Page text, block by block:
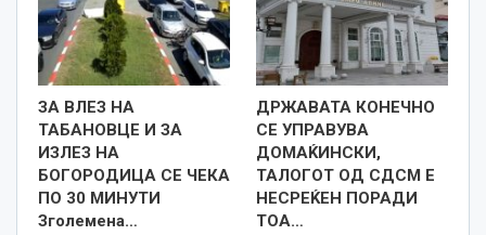
ЗА ВЛЕЗ НА
ТАБАНОВЦЕ И ЗА
ИЗЛЕЗ НА
БОГОРОДИЦА СЕ ЧЕКА
ПО 30 МИНУТИ
Зголемена…
ДРЖАВАТА КОНЕЧНО
СЕ УПРАВУВА
ДОМАЌИНСКИ,
ТАЛОГОТ ОД СДСМ Е
НЕСРЕЌЕН ПОРАДИ
ТОА…